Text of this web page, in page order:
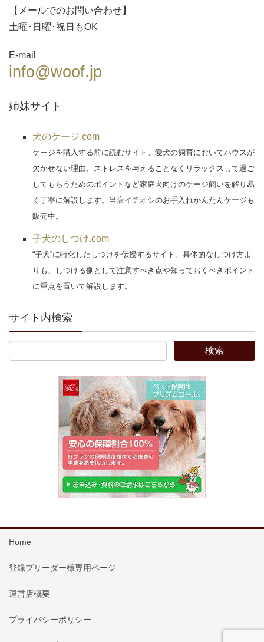
【メールでのお問い合わせ】
土曜･日曜･祝日もOK
E-mail
info@woof.jp
姉妹サイト
犬のケージ.com
ケージを購入する前に読むサイト。愛犬の飼育においてハウスが
欠かせない理由、ストレスを与えることなくリラックスして過ご
してもらうためのポイントなど家庭犬向けのケージ飼いを解り易
く丁寧に解説します。当店イチオシのお手入れかんたんケージも
販売中。
子犬のしつけ.com
“子犬”に特化したしつけを伝授するサイト。具体的なしつけ方よ
りも、しつける側として注意すべき点や知っておくべきポイント
に重点を置いて解説します。
サイト内検索
Home
登録ブリーダー様専用ページ
運営店概要
プライバシーポリシー